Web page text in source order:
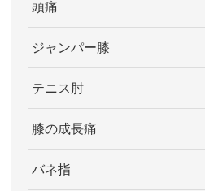
頭痛
ジャンパー膝
テニス肘
膝の成長痛
バネ指